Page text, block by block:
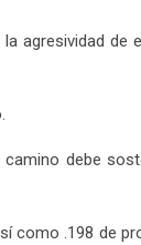
agresividad de
debe
como .198 de